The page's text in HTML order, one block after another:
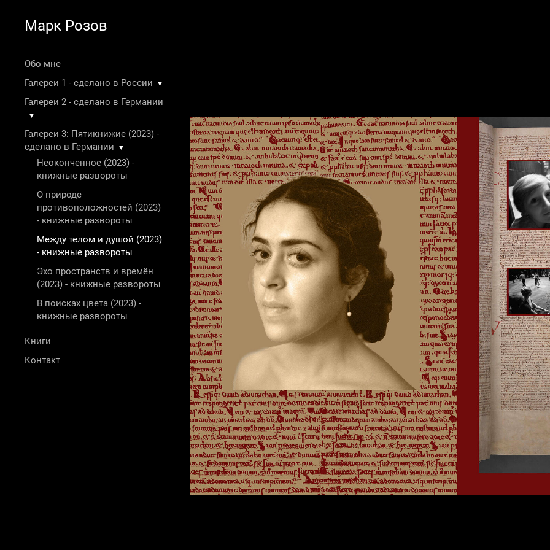
Марк Розов
Обо мне
Галереи 1 - сделано в России
▼
Галереи 2 - сделано в Германии
▼
Галереи 3: Пятикнижие (2023) -
сделано в Германии
▼
Неоконченное (2023) -
книжные развороты
О природе
противоположностей (2023)
- книжные развороты
Между телом и душой (2023)
- книжные развороты
Эхо пространств и времён
(2023) - книжные развороты
В поисках цвета (2023) -
книжные развороты
Книги
Контакт